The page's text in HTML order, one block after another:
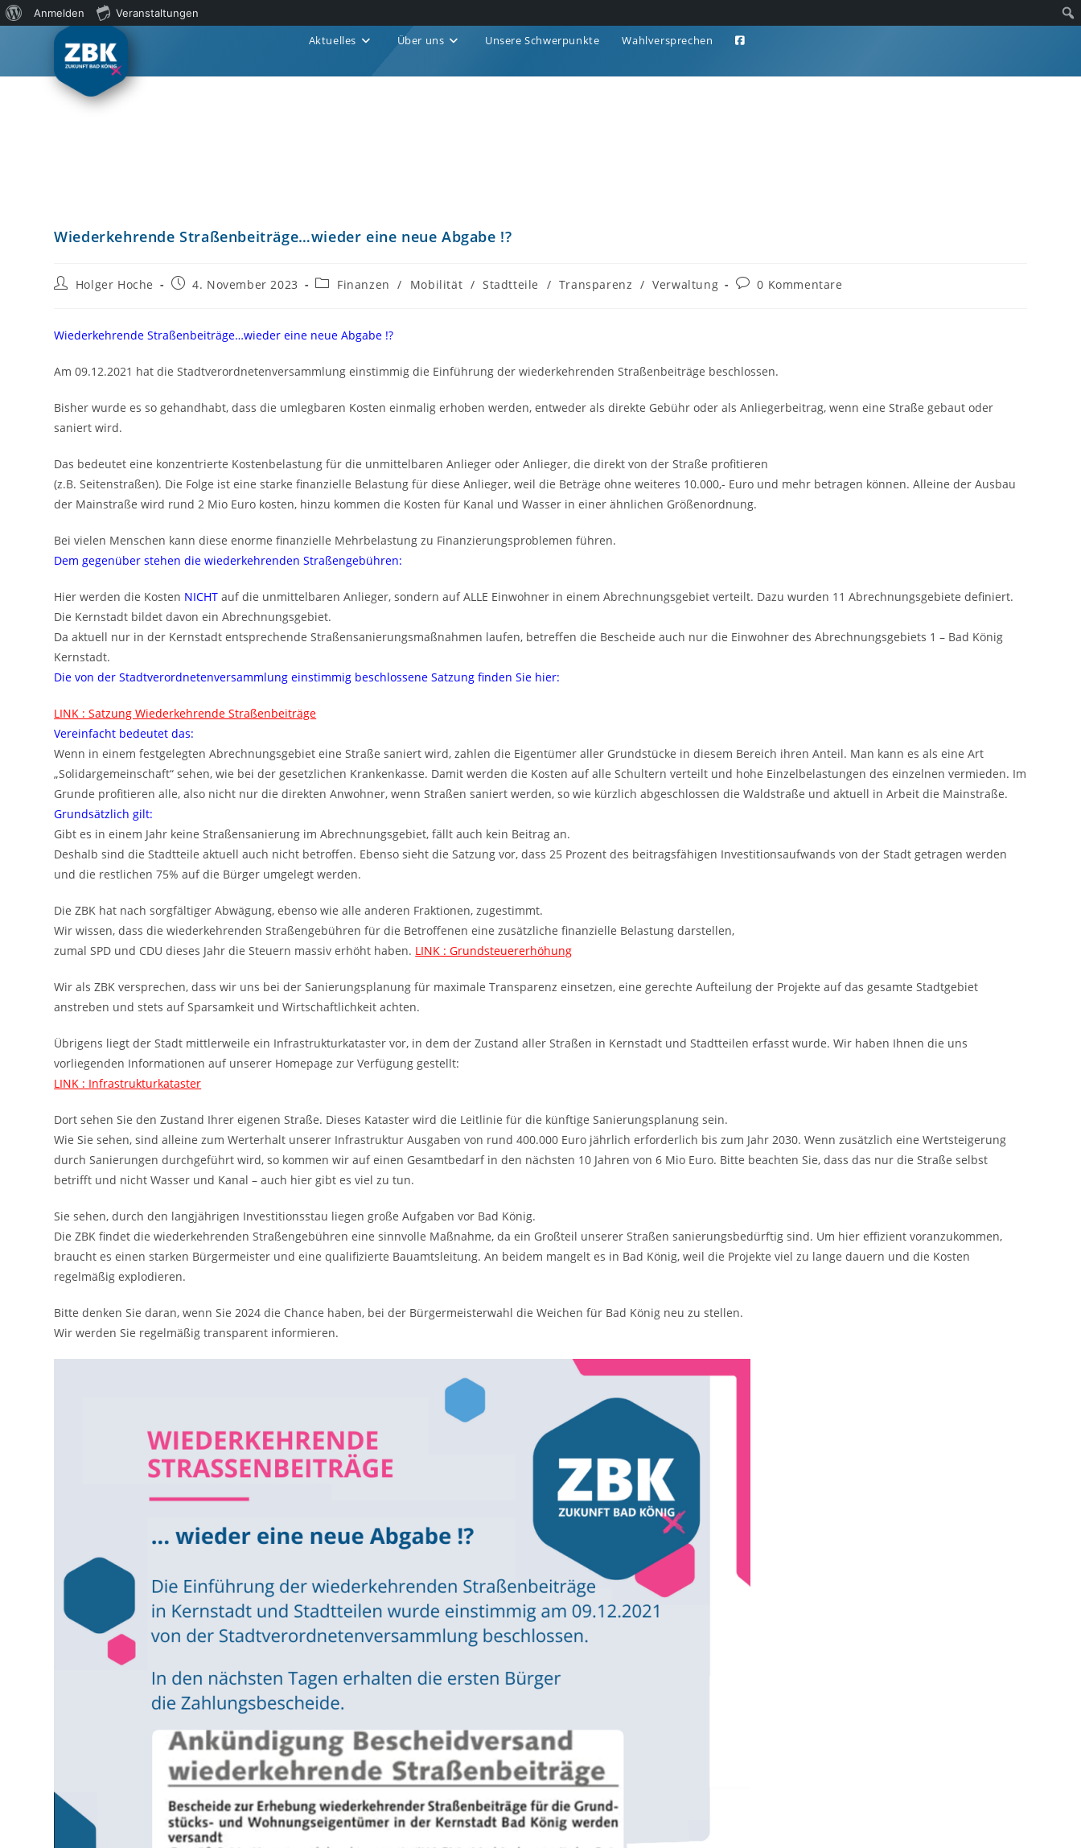
Anmelden Veranstaltungen
Aktuelles Über uns Unsere Schwerpunkte Wahlversprechen
Wiederkehrende Straßenbeiträge…wieder eine neue Abgabe !?
Holger Hoche 4. November 2023 Finanzen / Mobilität / Stadtteile / Transparenz / Verwaltung 0 Kommentare
Wiederkehrende Straßenbeiträge…wieder eine neue Abgabe !?
Am 09.12.2021 hat die Stadtverordnetenversammlung einstimmig die Einführung der wiederkehrenden Straßenbeiträge beschlossen.
Bisher wurde es so gehandhabt, dass die umlegbaren Kosten einmalig erhoben werden, entweder als direkte Gebühr oder als Anliegerbeitrag, wenn eine Straße gebaut oder
saniert wird.
Das bedeutet eine konzentrierte Kostenbelastung für die unmittelbaren Anlieger oder Anlieger, die direkt von der Straße profitieren
(z.B. Seitenstraßen). Die Folge ist eine starke finanzielle Belastung für diese Anlieger, weil die Beträge ohne weiteres 10.000,- Euro und mehr betragen können. Alleine der Ausbau
der Mainstraße wird rund 2 Mio Euro kosten, hinzu kommen die Kosten für Kanal und Wasser in einer ähnlichen Größenordnung.
Bei vielen Menschen kann diese enorme finanzielle Mehrbelastung zu Finanzierungsproblemen führen.
Dem gegenüber stehen die wiederkehrenden Straßengebühren:
Hier werden die Kosten NICHT auf die unmittelbaren Anlieger, sondern auf ALLE Einwohner in einem Abrechnungsgebiet verteilt. Dazu wurden 11 Abrechnungsgebiete definiert.
Die Kernstadt bildet davon ein Abrechnungsgebiet.
Da aktuell nur in der Kernstadt entsprechende Straßensanierungsmaßnahmen laufen, betreffen die Bescheide auch nur die Einwohner des Abrechnungsgebiets 1 – Bad König
Kernstadt.
Die von der Stadtverordnetenversammlung einstimmig beschlossene Satzung finden Sie hier:
LINK : Satzung Wiederkehrende Straßenbeiträge
Vereinfacht bedeutet das:
Wenn in einem festgelegten Abrechnungsgebiet eine Straße saniert wird, zahlen die Eigentümer aller Grundstücke in diesem Bereich ihren Anteil. Man kann es als eine Art
„Solidargemeinschaft“ sehen, wie bei der gesetzlichen Krankenkasse. Damit werden die Kosten auf alle Schultern verteilt und hohe Einzelbelastungen des einzelnen vermieden. Im
Grunde profitieren alle, also nicht nur die direkten Anwohner, wenn Straßen saniert werden, so wie kürzlich abgeschlossen die Waldstraße und aktuell in Arbeit die Mainstraße.
Grundsätzlich gilt:
Gibt es in einem Jahr keine Straßensanierung im Abrechnungsgebiet, fällt auch kein Beitrag an.
Deshalb sind die Stadtteile aktuell auch nicht betroffen. Ebenso sieht die Satzung vor, dass 25 Prozent des beitragsfähigen Investitionsaufwands von der Stadt getragen werden
und die restlichen 75% auf die Bürger umgelegt werden.
Die ZBK hat nach sorgfältiger Abwägung, ebenso wie alle anderen Fraktionen, zugestimmt.
Wir wissen, dass die wiederkehrenden Straßengebühren für die Betroffenen eine zusätzliche finanzielle Belastung darstellen,
zumal SPD und CDU dieses Jahr die Steuern massiv erhöht haben. LINK : Grundsteuererhöhung
Wir als ZBK versprechen, dass wir uns bei der Sanierungsplanung für maximale Transparenz einsetzen, eine gerechte Aufteilung der Projekte auf das gesamte Stadtgebiet
anstreben und stets auf Sparsamkeit und Wirtschaftlichkeit achten.
Übrigens liegt der Stadt mittlerweile ein Infrastrukturkataster vor, in dem der Zustand aller Straßen in Kernstadt und Stadtteilen erfasst wurde. Wir haben Ihnen die uns
vorliegenden Informationen auf unserer Homepage zur Verfügung gestellt:
LINK : Infrastrukturkataster
Dort sehen Sie den Zustand Ihrer eigenen Straße. Dieses Kataster wird die Leitlinie für die künftige Sanierungsplanung sein.
Wie Sie sehen, sind alleine zum Werterhalt unserer Infrastruktur Ausgaben von rund 400.000 Euro jährlich erforderlich bis zum Jahr 2030. Wenn zusätzlich eine Wertsteigerung
durch Sanierungen durchgeführt wird, so kommen wir auf einen Gesamtbedarf in den nächsten 10 Jahren von 6 Mio Euro. Bitte beachten Sie, dass das nur die Straße selbst
betrifft und nicht Wasser und Kanal – auch hier gibt es viel zu tun.
Sie sehen, durch den langjährigen Investitionsstau liegen große Aufgaben vor Bad König.
Die ZBK findet die wiederkehrenden Straßengebühren eine sinnvolle Maßnahme, da ein Großteil unserer Straßen sanierungsbedürftig sind. Um hier effizient voranzukommen,
braucht es einen starken Bürgermeister und eine qualifizierte Bauamtsleitung. An beidem mangelt es in Bad König, weil die Projekte viel zu lange dauern und die Kosten
regelmäßig explodieren.
Bitte denken Sie daran, wenn Sie 2024 die Chance haben, bei der Bürgermeisterwahl die Weichen für Bad König neu zu stellen.
Wir werden Sie regelmäßig transparent informieren.